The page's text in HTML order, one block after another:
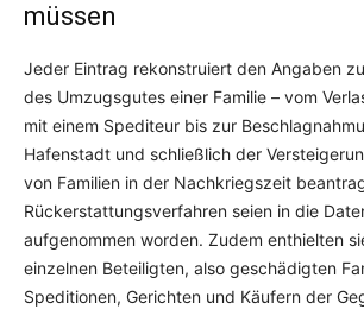
müssen
Jeder Eintrag rekonstruiert den Angaben
des Umzugsgutes einer Familie – vom
mit einem Spediteur bis zur
Hafenstadt und schließlich der
von Familien in der Nachkriegszeit
Rückerstattungsverfahren seien in die
aufgenommen worden. Zudem enthielten
einzelnen Beteiligten, also geschädigten
Speditionen, Gerichten und Käufern der